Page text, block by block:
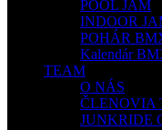
POOL JAM
INDOOR
POHÁR
Kalendár
TEAM
O NÁS
ČLENOVIA
JUNKRIDE